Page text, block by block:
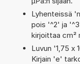
Lyhenteissä
pois '^2' ja
kirjoittaa cm²
Luvun '1,75 x
Kirjain 'e'